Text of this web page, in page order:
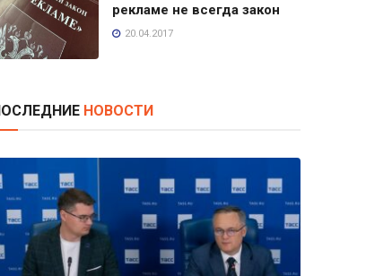
рекламе не всегда закон
20.04.2017
НОВОСТИ